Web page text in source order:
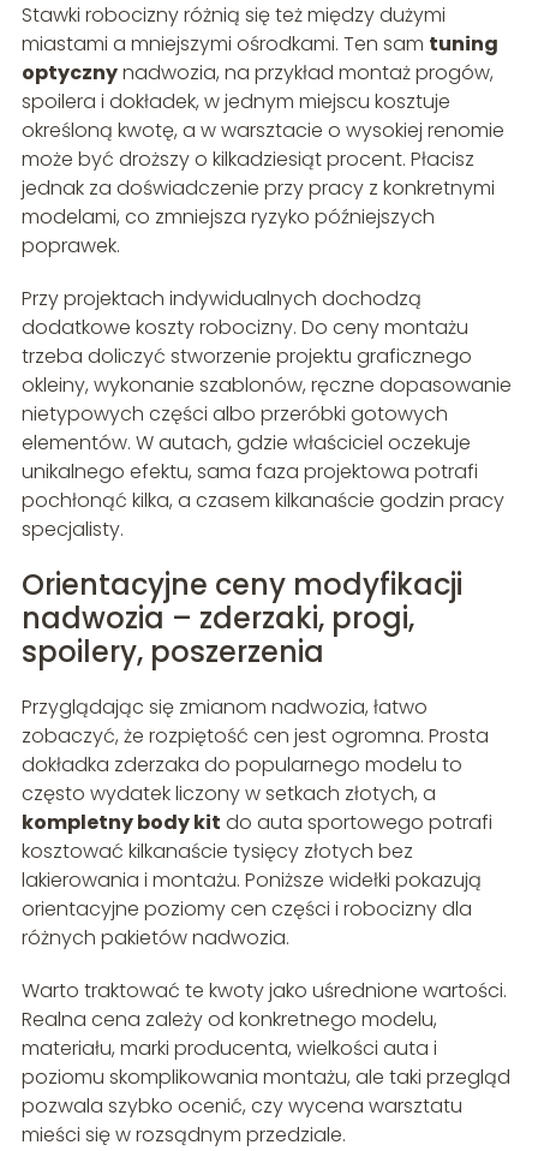
Stawki robocizny różnią się też między dużymi
miastami a mniejszymi ośrodkami. Ten sam tuning
optycznynadwozia, na przykład montaż progów,
spoilera i dokładek, w jednym miejscu kosztuje
określoną kwotę, a w warsztacie o wysokiej renomie
może być droższy o kilkadziesiąt procent. Płacisz
jednak za doświadczenie przy pracy z konkretnymi
modelami, co zmniejsza ryzyko późniejszych
poprawek.
Przy projektach indywidualnych dochodzą
dodatkowe koszty robocizny. Do ceny montażu
trzeba doliczyć stworzenie projektu graficznego
okleiny, wykonanie szablonów, ręczne dopasowanie
nietypowych części albo przeróbki gotowych
elementów. W autach, gdzie właściciel oczekuje
unikalnego efektu, sama faza projektowa potrafi
pochłonąć kilka, a czasem kilkanaście godzin pracy
specjalisty.
Orientacyjne ceny modyfikacji
nadwozia – zderzaki, progi,
spoilery, poszerzenia
Przyglądając się zmianom nadwozia, łatwo
zobaczyć, że rozpiętość cen jest ogromna. Prosta
dokładka zderzaka do popularnego modelu to
często wydatek liczony w setkach złotych, a
kompletny body kit do auta sportowego potrafi
kosztować kilkanaście tysięcy złotych bez
lakierowania i montażu. Poniższe widełki pokazują
orientacyjne poziomy cen części i robocizny dla
różnych pakietów nadwozia.
Warto traktować te kwoty jako uśrednione wartości.
Realna cena zależy od konkretnego modelu,
materiału, marki producenta, wielkości auta i
poziomu skomplikowania montażu, ale taki przegląd
pozwala szybko ocenić, czy wycena warsztatu
mieści się w rozsądnym przedziale.